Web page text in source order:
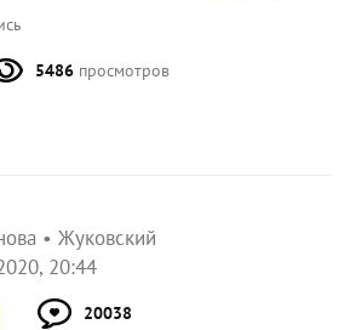
5486 просмотров
Жуковский
20:44
20038